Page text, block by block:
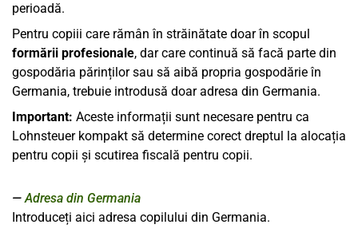
perioadă.
Pentru copiii care rămân în străinătate doar în scopul
formării profesionale, dar care continuă să facă parte din
gospodăria părinților sau să aibă propria gospodărie în
Germania, trebuie introdusă doar adresa din Germania.
Important: Aceste informații sunt necesare pentru ca
Lohnsteuer kompakt să determine corect dreptul la alocația
pentru copii și scutirea fiscală pentru copii.
Adresa din Germania
Introduceți aici adresa copilului din Germania.